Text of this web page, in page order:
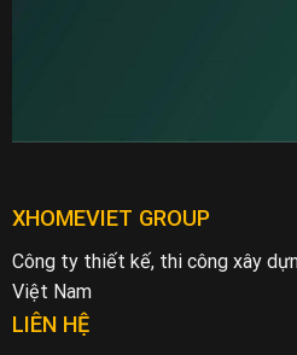
XHOMEVIET GROUP
Công ty thiết kế, thi công xây
Việt Nam
LIÊN HỆ